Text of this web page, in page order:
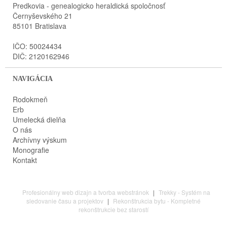
Predkovia - genealogicko heraldická spoločnosť
Černyševského 21
85101 Bratislava
IČO: 50024434
DIČ: 2120162946
NAVIGÁCIA
Rodokmeň
Erb
Umelecká dielňa
O nás
Archívny výskum
Monografie
Kontakt
Profesionálny web dizajn a tvorba webstránok | Trekky - Systém na
sledovanie času a projektov | Rekonštrukcia bytu - Kompletné
rekonštrukcie bez starostí